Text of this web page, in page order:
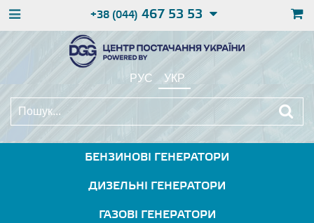
+38 (044) 467 53 53
РУС УКР
БЕНЗИНОВІ ГЕНЕРАТОРИ
ДИЗЕЛЬНІ ГЕНЕРАТОРИ
ГАЗОВІ ГЕНЕРАТОРИ